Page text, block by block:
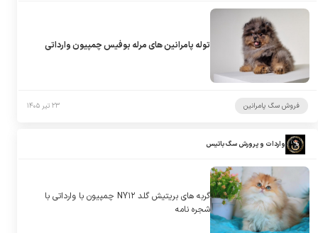
توله پامرانین های مرله بوفیس چمپیون وارداتی
فروش سگ پامرانین ۲۳ تیر ۱۴۰۵
واردات و پرورش سگ باتیس
گربه های بریتیش گلد NY۱۲ چمپیون با وارداتی با
شجره نامه